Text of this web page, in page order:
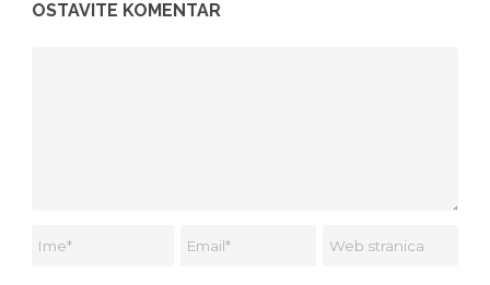
OSTAVITE KOMENTAR